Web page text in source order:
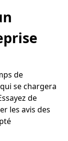
de
qui se chargera
de
les avis des